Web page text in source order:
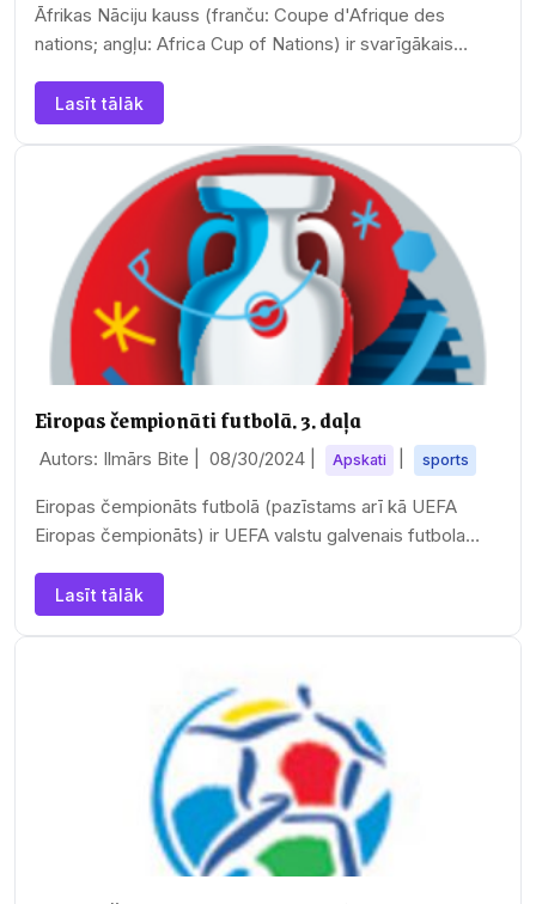
Āfrikas Nāciju kauss (franču: Coupe d'Afrique des
nations; angļu: Africa Cup of Nations) ir svarīgākais
Lasīt tālāk
Eiropas čempionāti futbolā. 3. daļa
Autors: Ilmārs Bite | 08/30/2024 Apskati sports
Eiropas čempionāts futbolā (pazīstams arī kā UEFA
Eiropas čempionāts) ir UEFA valstu galvenais futbola
Lasīt tālāk